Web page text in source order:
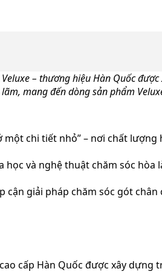
– thương hiệu Hàn Quốc
mang đến dòng sản phẩm
chi tiết nhỏ” – nơi chất lượng
và nghệ thuật chăm sóc hòa
cận giải pháp chăm sóc gót chân
cấp Hàn Quốc được xây dựng